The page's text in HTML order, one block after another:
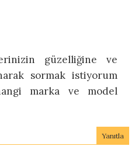
güzelliğine ve
sormak istiyorum
hangi marka ve model
Yanıtla